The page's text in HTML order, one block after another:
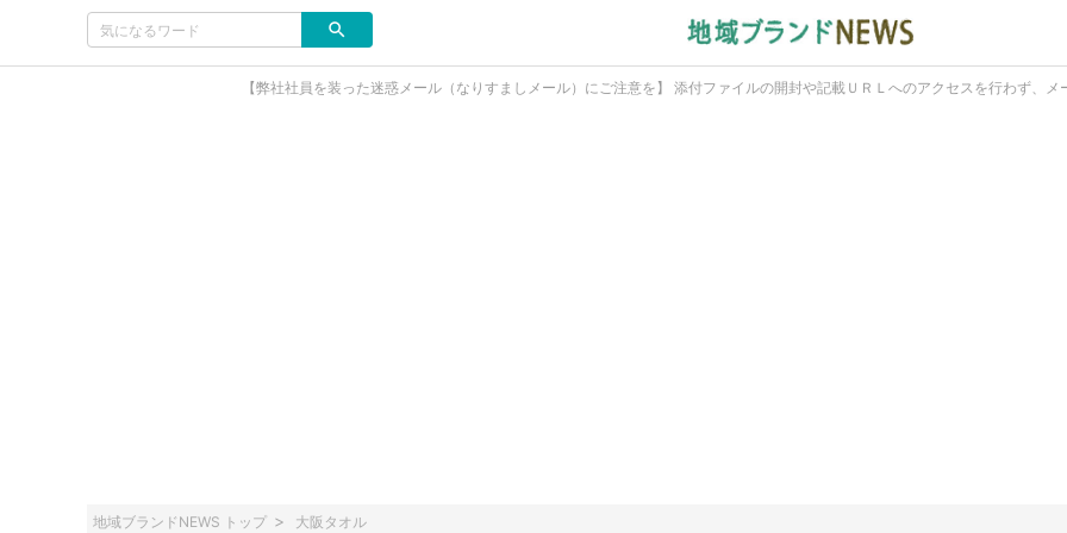
【弊社社員を装った迷惑メール（なりすましメール）にご注意を】 添付ファイルの開封や記載ＵＲＬへのアクセスを行わず、メ
地域ブランドNEWS トップ 大阪タオル